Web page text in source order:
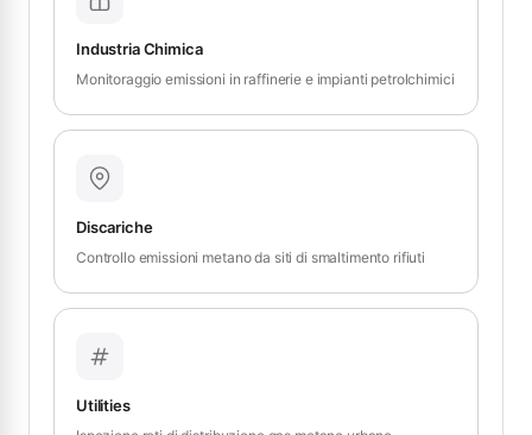
Industria Chimica
Monitoraggio emissioni in raffinerie e impianti petrolchimici
Discariche
Controllo emissioni metano da siti di smaltimento rifiuti
Utilities